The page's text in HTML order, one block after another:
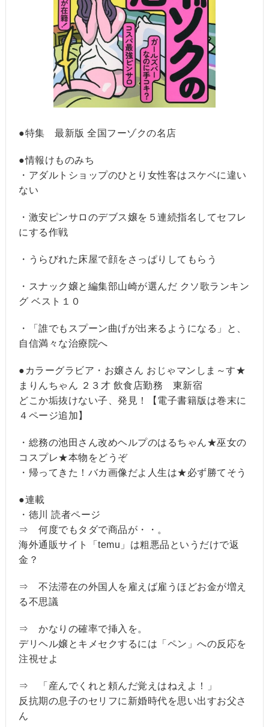
●特集 最新版 全国フーゾクの名店
●情報けものみち
・アダルトショップのひとり女性客はスケベに違い
ない
・激安ピンサロのデブス嬢を５連続指名してセフレ
にする作戦
・うらびれた床屋で顔をさっぱりしてもらう
・スナック嬢と編集部山崎が選んだ クソ歌ランキン
グ ベスト１０
・「誰でもスプーン曲げが出来るようになる」と、
自信満々な治療院へ
●カラーグラビア・お嬢さん おじゃマンしま～す★
まりんちゃん ２３才 飲食店勤務 東新宿
どこか垢抜けない子、発見！【電子書籍版は巻末に
４ページ追加】
・総務の池田さん改めヘルプのはるちゃん★巫女の
コスプレ★本物をどうぞ
・帰ってきた！バカ画像だよ人生は★必ず勝てそう
●連載
・徳川 読者ページ
⇒ 何度でもタダで商品が・・。
海外通販サイト「temu」は粗悪品というだけで返
金？
⇒ 不法滞在の外国人を雇えば雇うほどお金が増え
る不思議
⇒ かなりの確率で挿入を。
デリヘル嬢とキメセクするには「ペン」への反応を
注視せよ
⇒ 「産んでくれと頼んだ覚えはねえよ！」
反抗期の息子のセリフに新婚時代を思い出すお父さ
ん